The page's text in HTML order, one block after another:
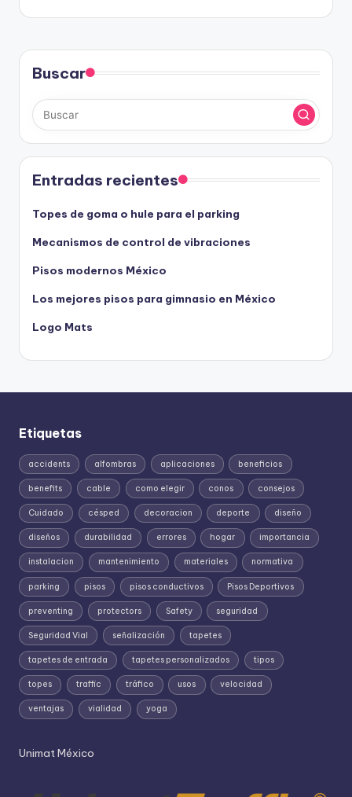
Buscar
Entradas recientes
Topes de goma o hule para el parking
Mecanismos de control de vibraciones
Pisos modernos México
Los mejores pisos para gimnasio en México
Logo Mats
Etiquetas
accidents alfombras aplicaciones beneficios
benefits cable como elegir conos consejos
Cuidado césped decoracion deporte diseño
diseños durabilidad errores hogar importancia
instalacion mantenimiento materiales normativa
parking pisos pisos conductivos Pisos Deportivos
preventing protectors Safety seguridad
Seguridad Vial señalización tapetes
tapetes de entrada tapetes personalizados tipos
topes traffic tráfico usos velocidad
ventajas vialidad yoga
Unimat México